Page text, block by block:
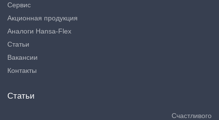
Сервис
Акционная продукция
Аналоги Hansa-Flex
Статьи
Вакансии
Контакты
Статьи
Счастливого